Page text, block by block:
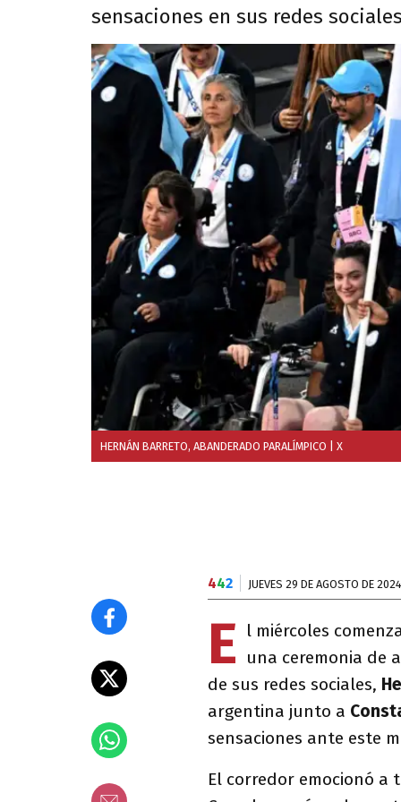
sensaciones en sus redes
HERNÁN BARRETO, ABANDERADO PARALÍMPICO | X
442 JUEVES 29 DE AGOSTO DE 2024
E
l miércoles
una ceremonia de
de sus redes sociales,
argentina junto a
sensaciones ante este
El corredor emocionó a